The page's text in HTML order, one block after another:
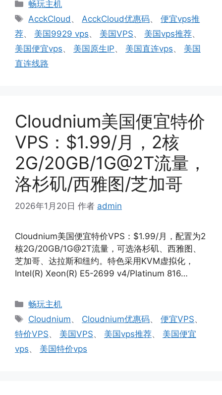
分
类
畅玩主机
标
签
AcckCloud 、AcckCloud优惠码、便宜vps推
荐、 美国9929 vps、 美国VPS、 美国vps推荐、
美国便宜vps、 美国原生IP、 美国直连vps、 美国
直连线路
Cloudnium美国便宜特价
VPS：$1.99/月，2核
2G/20GB/1G@2T流量，
洛杉矶/西雅图/芝加哥
2026年1月20日 作者 admin
Cloudnium美国便宜特价VPS：$1.99/月，配置为2
核2G/20GB/1G@2T流量，可选洛杉矶、西雅图、
芝加哥、达拉斯和纽约。特色采用KVM虚拟化，
Intel(R) Xeon(R) E5-2699 v4/Platinum 816…
分
类
畅玩主机
标
签
Cloudnium、 Cloudnium优惠码、便宜VPS、
特价VPS、 美国VPS、 美国vps推荐、 美国便宜
vps、 美国特价vps